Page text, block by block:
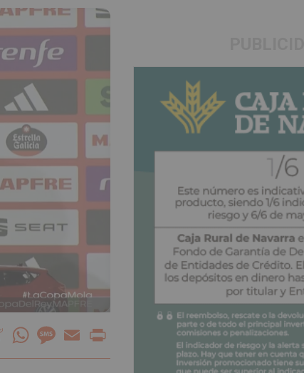
MeneameWhatsAppMessage
Email